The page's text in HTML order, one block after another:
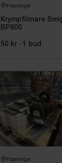
Haninge
Krympfilmare
BP800
50 kr · 1 bud
Haninge